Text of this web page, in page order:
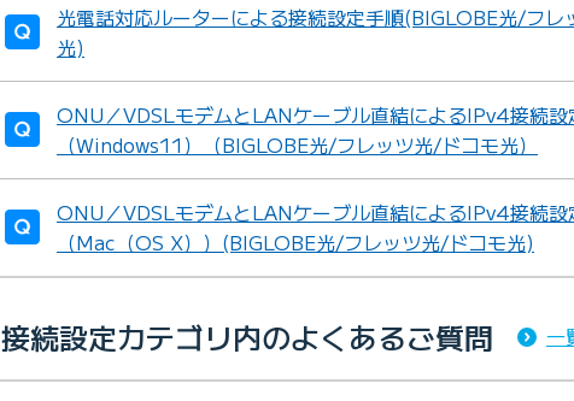
光電話対応ルーターによる接続設定手順(BIGLOBE光/フレ
光)
ONU／VDSLモデムとLANケーブル直結によるIPv4接続設
（Windows11）（BIGLOBE光/フレッツ光/ドコモ光）
ONU／VDSLモデムとLANケーブル直結によるIPv4接続設
（Mac（OS X））(BIGLOBE光/フレッツ光/ドコモ光)
接続設定カテゴリ内のよくあるご質問 一